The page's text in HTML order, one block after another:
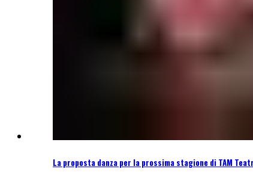
La proposta danza per la prossima stagione di TAM